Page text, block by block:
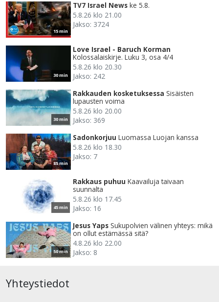
15 min
TV7 Israel News ke 5.8.
5.8.26 klo 21.00
Jakso: 3724
30 min
Love Israel - Baruch Korman
Kolossalaiskirje. Luku 3, osa 4/4
5.8.26 klo 20.30
Jakso: 242
30 min
Rakkauden kosketuksessa Sisäisten
lupausten voima
5.8.26 klo 20.00
Jakso: 369
85 min
Sadonkorjuu Luomassa Luojan kanssa
5.8.26 klo 18.30
Jakso: 7
45 min
Rakkaus puhuu Kaavailuja taivaan
suunnalta
5.8.26 klo 17.45
Jakso: 16
50 min
Jesus Yaps Sukupolvien välinen yhteys: mikä
on ollut estämässä sitä?
4.8.26 klo 22.00
Jakso: 8
Yhteystiedot